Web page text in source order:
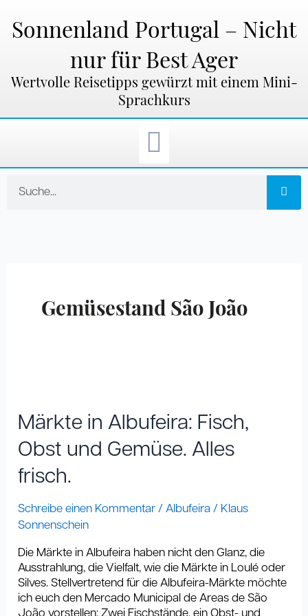
Inhalt
springen
Sonnenland Portugal – Nicht
nur für Best Ager
Wertvolle Reisetipps gewürzt mit einem Mini-
Sprachkurs
Gemüsestand São João
Märkte in Albufeira: Fisch,
Obst und Gemüse. Alles
frisch.
Schreibe einen Kommentar /Albufeira / Klaus
Sonnenschein
Die Märkte in Albufeira haben nicht den Glanz, die
Ausstrahlung, die Vielfalt, wie die Märkte in Loulé oder
Silves. Stellvertretend für die Albufeira-Märkte möchte
ich euch den Mercado Municipal de Areas de São
João vorstellen: Zwei Fischstände, ein Obst- und
Albufeira:
Fisch,
Obst
Gemüse.
frisch.